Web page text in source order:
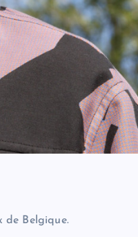
de Belgique.